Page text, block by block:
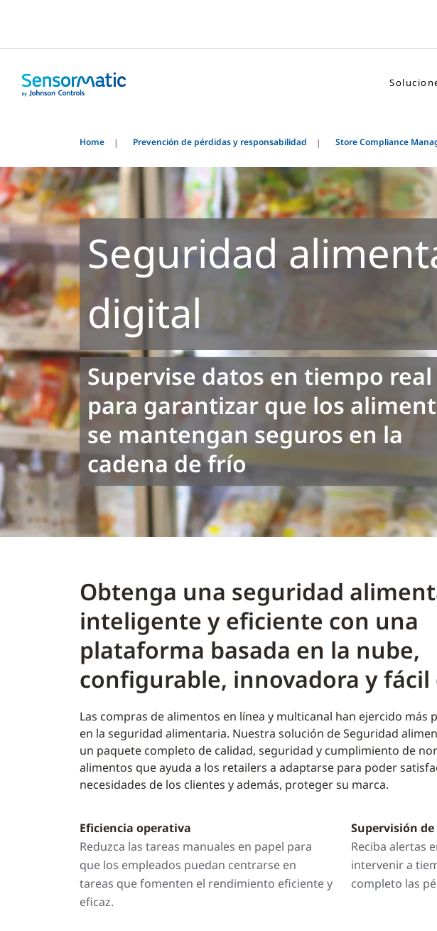
Home Prevención de pérdidas y responsabilidad Store Compliance
Seguridad
digital
Supervise datos en tiempo real
para garantizar que los
se mantengan seguros en la
cadena de frío
Obtenga una seguridad
inteligente y eficiente con una
plataforma basada en la nube,
configurable, innovadora y fácil
Las compras de alimentos en línea y multicanal han ejercido más
en la seguridad alimentaria. Nuestra solución de Seguridad
un paquete completo de calidad, seguridad y cumplimiento de
alimentos que ayuda a los retailers a adaptarse para poder
necesidades de los clientes y además, proteger su marca.
Eficiencia operativa
Reduzca las tareas manuales en papel para
que los empleados puedan centrarse en
tareas que fomenten el rendimiento eficiente y
eficaz.
Supervisión
Reciba alertas
intervenir a
completo las